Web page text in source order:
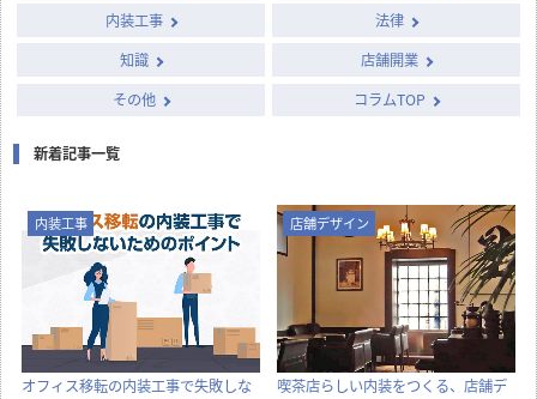
内装工事
法律
知識
店舗開業
その他
コラムTOP
新着記事一覧
内装工事
オフィス移転の内装工事で失敗しな
店舗デザイン
喫茶店らしい内装をつくる、店舗デ